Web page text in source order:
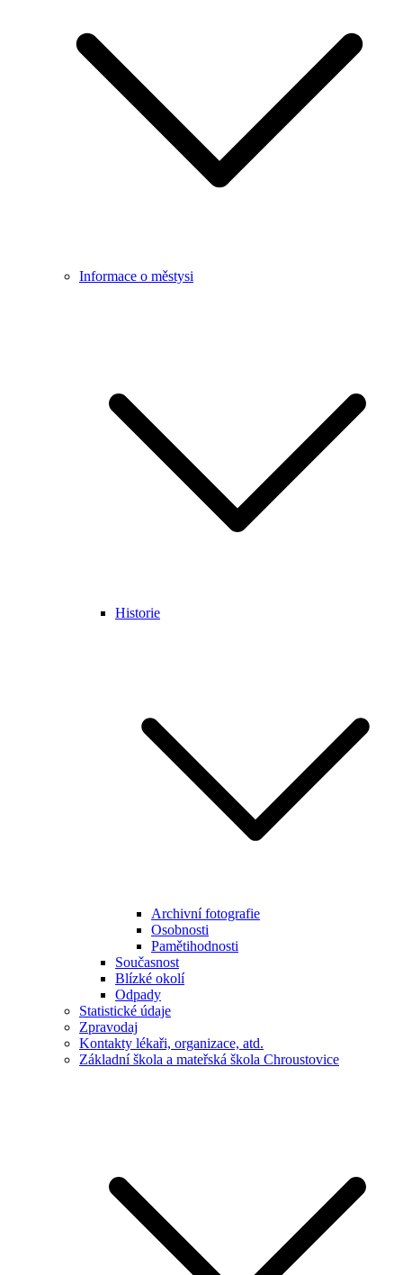
Informace o městysi
Historie
Archivní fotografie
Osobnosti
Pamětihodnosti
Současnost
Blízké okolí
Odpady
Statistické údaje
Zpravodaj
Kontakty lékaři, organizace, atd.
Základní škola a mateřská škola Chroustovice